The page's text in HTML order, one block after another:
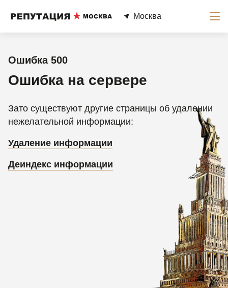
Москва
Ошибка 500
Ошибка на сервере
Зато существуют другие страницы об удалении
нежелательной информации:
Удаление информации
Деиндекс информации